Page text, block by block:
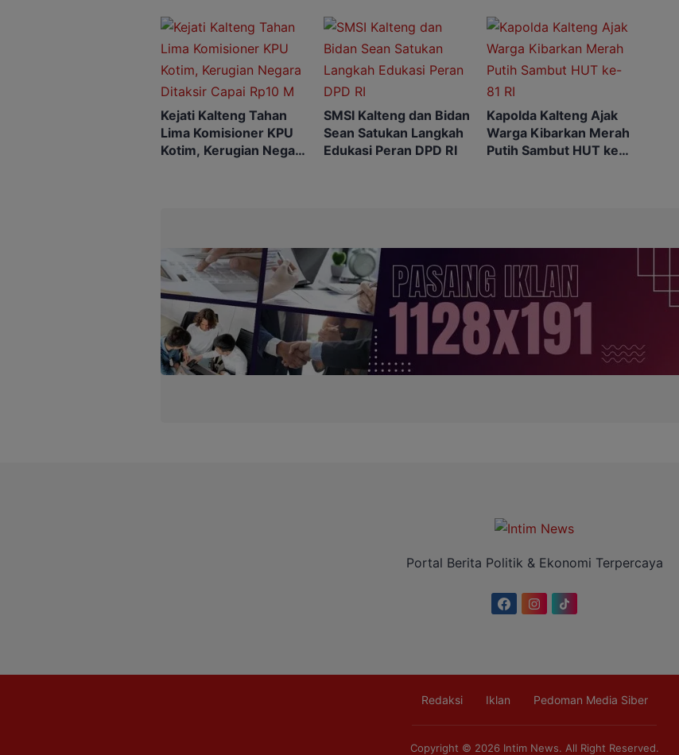
Pilkada
Kejati Kalteng Tahan
Lima Komisioner KPU
Kotim, Kerugian Negara
SMSI Kalteng dan Bidan
Sean Satukan Langkah
Edukasi Peran DPD RI
Kapolda Kalteng Ajak
Warga Kibarkan Merah
Putih Sambut HUT ke-
Portal Berita Politik & Ekonomi Terpercaya
Redaksi Iklan Pedoman Media Siber
Copyright © 2026 Intim News. All Right Reserved.